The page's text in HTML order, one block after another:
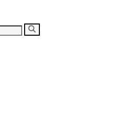
검
색